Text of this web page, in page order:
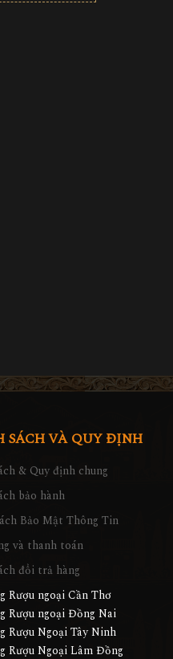
SÁCH VÀ QUY ĐỊNH
& Quy định chung
bảo hành
Bảo Mật Thông Tin
và thanh toán
đổi trả hàng
Rượu ngoại Cần Thơ
Rượu ngoại Đồng Nai
Rượu Ngoại Tây Ninh
Rượu Ngoại Lâm Đồng